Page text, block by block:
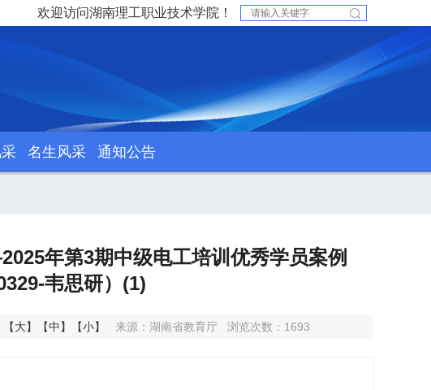
欢迎访问湖南理工职业技术学院！
名生风采 通知公告
年第3期中级电工培训优秀学员案例
韦思研）(1)
【大】 【中】 【小】 来源：湖南省教育厅 浏览次数： 1693